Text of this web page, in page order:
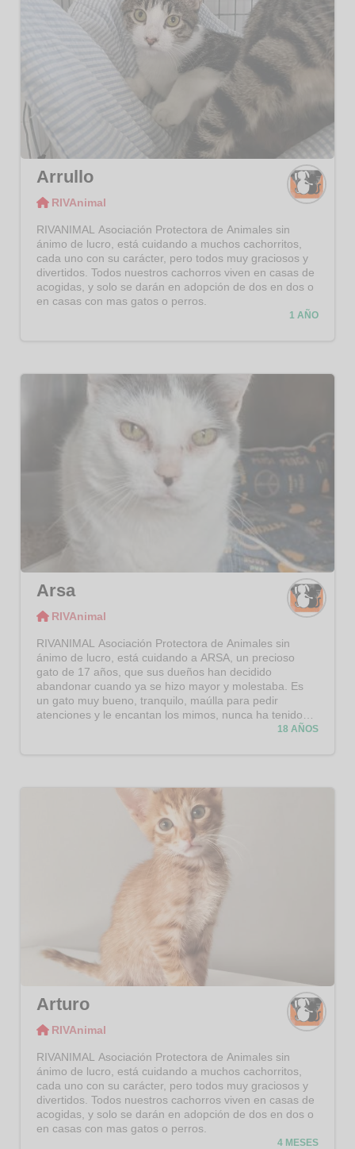
Arrullo
RIVAnimal
RIVANIMAL Asociación Protectora de Animales sin
ánimo de lucro, está cuidando a muchos cachorritos,
cada uno con su carácter, pero todos muy graciosos y
divertidos. Todos nuestros cachorros viven en casas de
acogidas, y solo se darán en adopción de dos en dos o
en casas con mas gatos o perros.
1 AÑO
Arsa
RIVAnimal
RIVANIMAL Asociación Protectora de Animales sin
ánimo de lucro, está cuidando a ARSA, un precioso
gato de 17 años, que sus dueños han decidido
abandonar cuando ya se hizo mayor y molestaba. Es
un gato muy bueno, tranquilo, maúlla para pedir
atenciones y le encantan los mimos, nunca ha tenido
un mal gesto. Convive bien con otros gatos. Sabemos
queda en un refugio?
18 AÑOS
Arturo
RIVAnimal
RIVANIMAL Asociación Protectora de Animales sin
ánimo de lucro, está cuidando a muchos cachorritos,
cada uno con su carácter, pero todos muy graciosos y
divertidos. Todos nuestros cachorros viven en casas de
acogidas, y solo se darán en adopción de dos en dos o
en casas con mas gatos o perros.
4 MESES